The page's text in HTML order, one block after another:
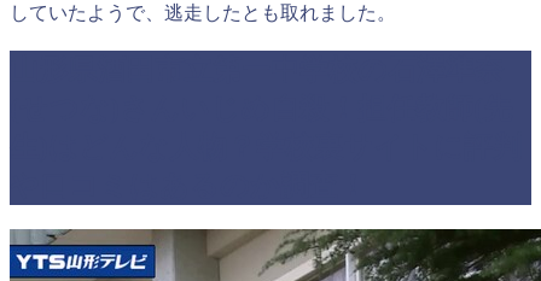
していたようで、逃走したとも取れました。